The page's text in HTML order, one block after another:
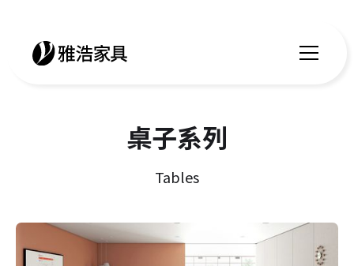
桌子系列
Tables